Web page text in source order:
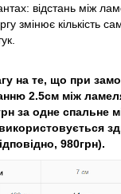
відстань між
змінює кількість
на те, що при
2.5см між
за одне спальне
980грн).